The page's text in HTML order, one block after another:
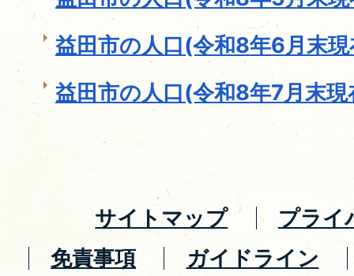
益田市の人口(令和8年6月末
益田市の人口(令和8年7月末現
サイトマップ
プライ
免責事項
ガイドライン